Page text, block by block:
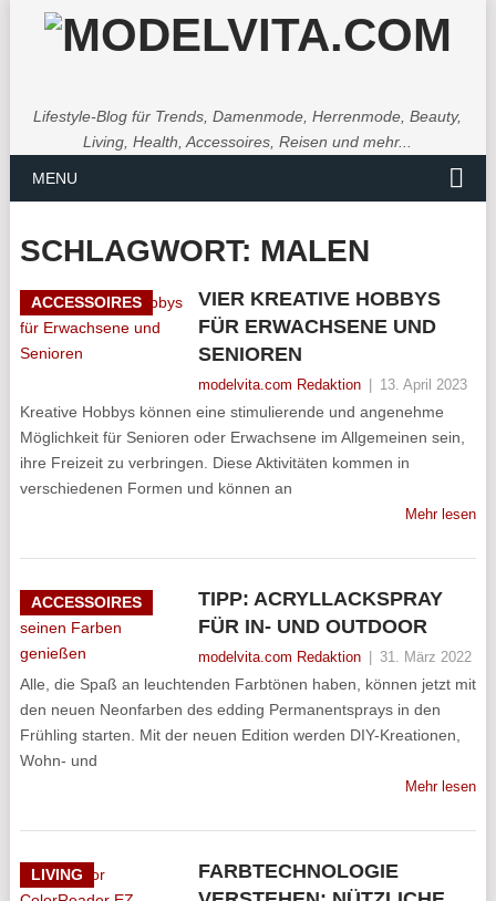
Lifestyle-Blog für Trends, Damenmode, Herrenmode, Beauty,
Living, Health, Accessoires, Reisen und mehr...
MENU
SCHLAGWORT: MALEN
ACCESSOIRES
VIER KREATIVE HOBBYS
FÜR ERWACHSENE UND
SENIOREN
modelvita.com Redaktion 13. April 2023
Kreative Hobbys können eine stimulierende und angenehme
Möglichkeit für Senioren oder Erwachsene im Allgemeinen sein,
ihre Freizeit zu verbringen. Diese Aktivitäten kommen in
verschiedenen Formen und können an
Mehr lesen
ACCESSOIRES
TIPP: ACRYLLACKSPRAY
FÜR IN- UND OUTDOOR
modelvita.com Redaktion 31. März 2022
Alle, die Spaß an leuchtenden Farbtönen haben, können jetzt mit
den neuen Neonfarben des edding Permanentsprays in den
Frühling starten. Mit der neuen Edition werden DIY-Kreationen,
Wohn- und
Mehr lesen
LIVING
FARBTECHNOLOGIE